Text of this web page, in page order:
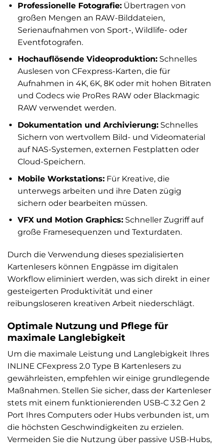
Professionelle Fotografie:Übertragen von
großen Mengen an RAW-Bilddateien,
Serienaufnahmen von Sport-, Wildlife- oder
Eventfotografen.
Hochauflösende Videoproduktion:Schnelles
Auslesen von CFexpress-Karten, die für
Aufnahmen in 4K, 6K, 8K oder mit hohen Bitraten
und Codecs wie ProRes RAW oder Blackmagic
RAW verwendet werden.
Dokumentation und Archivierung:Schnelles
Sichern von wertvollem Bild- und Videomaterial
auf NAS-Systemen, externen Festplatten oder
Cloud-Speichern.
Mobile Workstations:Für Kreative, die
unterwegs arbeiten und ihre Daten zügig
sichern oder bearbeiten müssen.
VFX und Motion Graphics:Schneller Zugriff auf
große Framesequenzen und Texturdaten.
Durch die Verwendung dieses spezialisierten
Kartenlesers können Engpässe im digitalen
Workflow eliminiert werden, was sich direkt in einer
gesteigerten Produktivität und einer
reibungsloseren kreativen Arbeit niederschlägt.
Optimale Nutzung und Pflege für
maximale Langlebigkeit
Um die maximale Leistung und Langlebigkeit Ihres
INLINE CFexpress 2.0 Type B Kartenlesers zu
gewährleisten, empfehlen wir einige grundlegende
Maßnahmen. Stellen Sie sicher, dass der Kartenleser
stets mit einem funktionierenden USB-C 3.2 Gen 2
Port Ihres Computers oder Hubs verbunden ist, um
die höchsten Geschwindigkeiten zu erzielen.
Vermeiden Sie die Nutzung über passive USB-Hubs,